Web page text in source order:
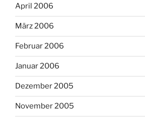
April 2006
März 2006
Februar 2006
Januar 2006
Dezember 2005
November 2005